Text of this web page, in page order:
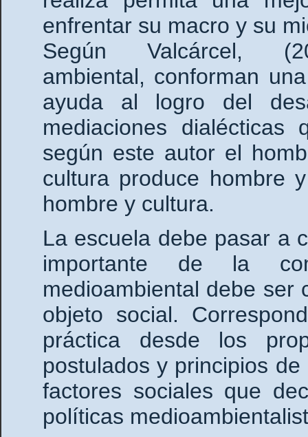
enfrentar su macro y su
Según Valcárcel,
ambiental, conforman
ayuda al logro del
mediaciones dialécticas
según este autor el
cultura produce hombre
hombre y cultura.
La escuela debe pasar a
importante de la
medioambiental debe ser
objeto social.
práctica desde los
postulados y principios
factores sociales que
políticas